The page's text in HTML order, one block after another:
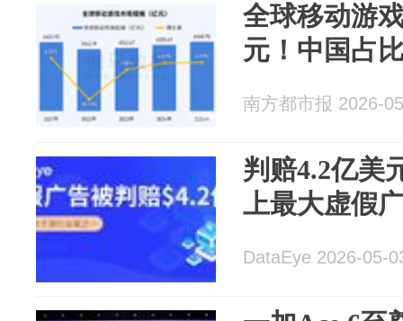
全球移动游
元！中国占
南方都市报 2026-
判赔4.2亿美
上最大虚假
DataEye 2026-05-